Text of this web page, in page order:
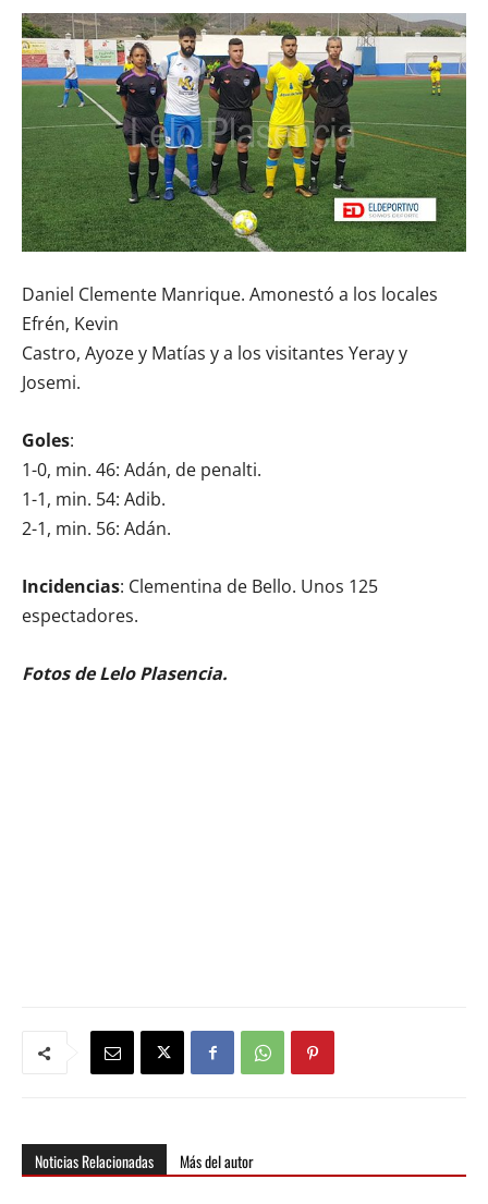
Daniel Clemente Manrique. Amonestó a los locales
Efrén, Kevin
Castro, Ayoze y Matías y a los visitantes Yeray y
Josemi.
Goles:
1-0, min. 46: Adán, de penalti.
1-1, min. 54: Adib.
2-1, min. 56: Adán.
Incidencias: Clementina de Bello. Unos 125
espectadores.
Fotos de Lelo Plasencia.
Noticias Relacionadas Más del autor